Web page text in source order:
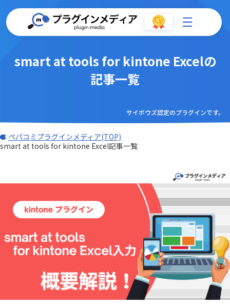
smart at tools for kintone Excelの
記事一覧
サイボウズ認定のプラグインです。
ペパコミプラグインメディア(TOP)
smart at tools for kintone Excel記事一覧